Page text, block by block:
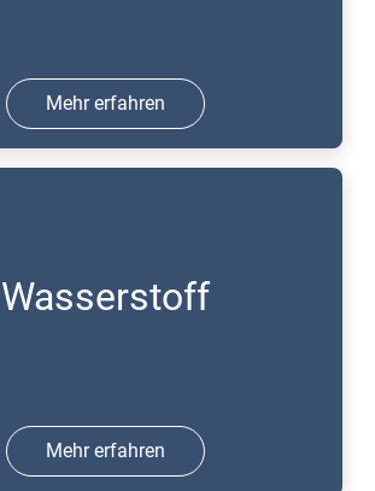
Mehr erfahren
Wasserstoff
Mehr erfahren